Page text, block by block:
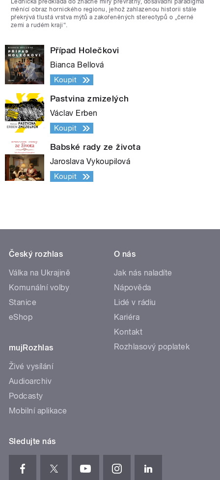
Lednická předkládá do značné míry převratný, dosavadní paradigma
měnící obraz hornického regionu, jehož zahlazenou historii stále
překrývá tlustá vrstva mýtů a zakořeněných stereotypů o „černé
zemi a rudém kraji“.
Případ Holečkovi
Bianca Bellová
Koupit
Pastvina zmizelých
Václav Erben
Koupit
Babské rady ze života
Jaroslava Vykoupilová
Koupit
Český rozhlas
Válka na Ukrajině
Komunální volby
Stanice
eShop
mujRozhlas
Živé vysílání
Audioarchiv
Podcasty
Mobilní aplikace
O nás
Jak nás naladíte
Nápověda
Lidé v rádiu
Kariéra
Kontakt
Rozhlasový poplatek
Sledujte nás